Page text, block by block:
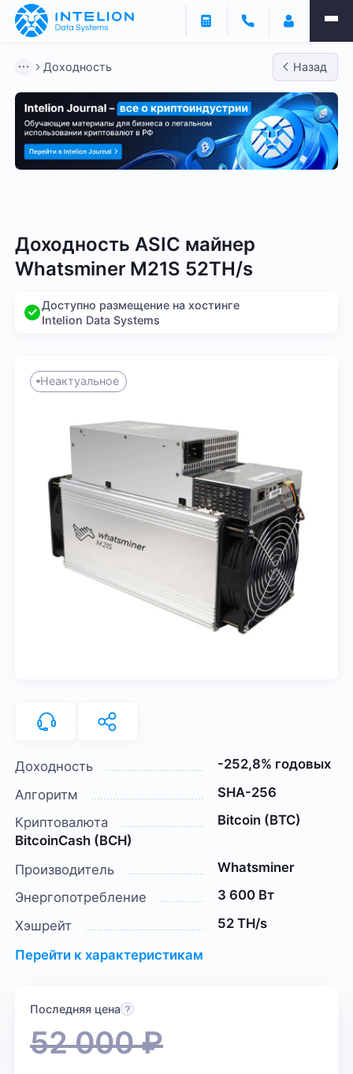
Доходность Назад
Доходность ASIC майнер
Whatsminer M21S 52TH/s
Доступно размещение на хостинге
Intelion Data Systems
Неактуальное
Доходность
-252,8% годовых
Алгоритм
SHA-256
Криптовалюта
Bitcoin (BTC)
BitcoinCash (BCH)
Производитель
Whatsminer
Энергопотребление
3 600 Вт
Хэшрейт
52 TH/s
Перейти к характеристикам
Последняя цена
52 000₽